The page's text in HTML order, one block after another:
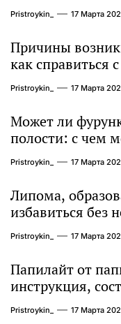
Pristroykin_ 17 Марта
Причины
как справиться
Pristroykin_ 17 Марта
Может ли
полости: с чем
Pristroykin_ 17 Марта
Липома,
избавиться без
Pristroykin_ 17 Марта
Папилайт от
инструкция,
Pristroykin_ 17 Марта